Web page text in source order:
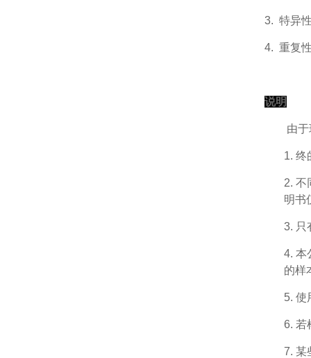
3. 特异
4. 重复
说明
由
1. 终
2.不
明书
3. 只
4.本
的样
5. 使
6. 若
7. 某